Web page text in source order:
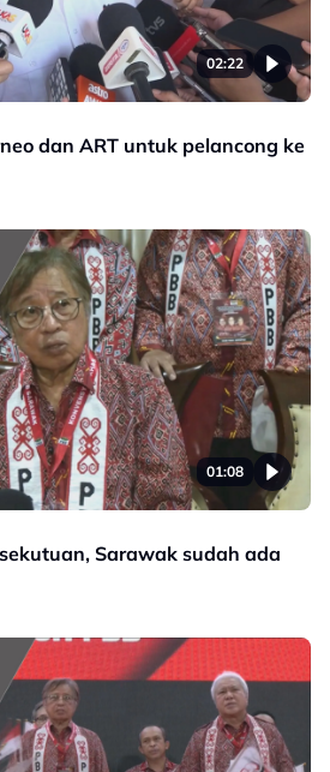
02:22
dan ART untuk pelancong ke
01:08
Sarawak sudah ada